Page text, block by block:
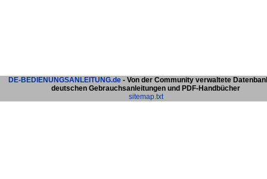
DE-BEDIENUNGSANLEITUNG.de - Von der Community verwaltete
deutschen Gebrauchsanleitungen und PDF-Handbücher
sitemap.txt